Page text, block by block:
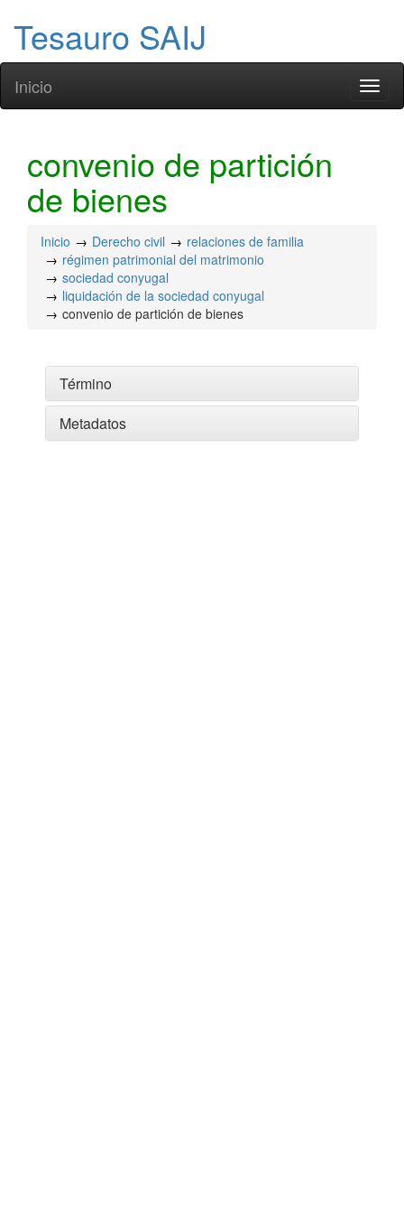
Tesauro SAIJ
Inicio
convenio de partición
de bienes
Inicio Derecho civil
relaciones de familia
régimen patrimonial del matrimonio
sociedad conyugal
liquidación de la sociedad conyugal
convenio de partición de bienes
Término
Metadatos